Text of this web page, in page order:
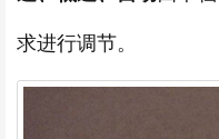
求进行调节。